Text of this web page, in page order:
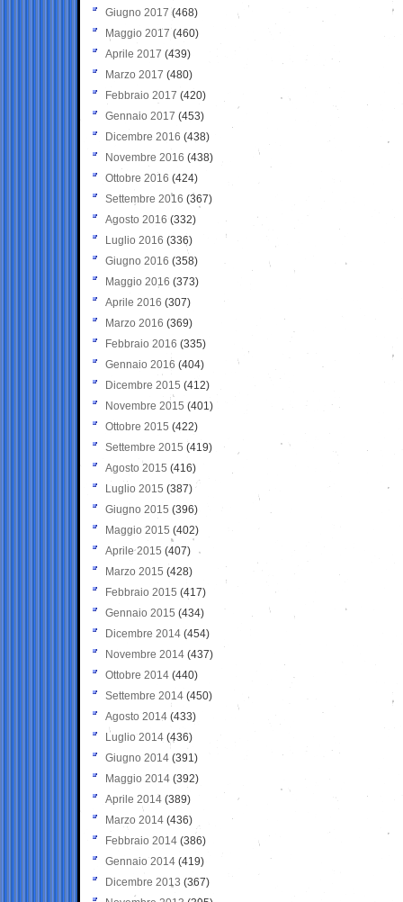
Giugno 2017 (468)
Maggio 2017 (460)
Aprile 2017 (439)
Marzo 2017 (480)
Febbraio 2017 (420)
Gennaio 2017 (453)
Dicembre 2016 (438)
Novembre 2016 (438)
Ottobre 2016 (424)
Settembre 2016 (367)
Agosto 2016 (332)
Luglio 2016 (336)
Giugno 2016 (358)
Maggio 2016 (373)
Aprile 2016 (307)
Marzo 2016 (369)
Febbraio 2016 (335)
Gennaio 2016 (404)
Dicembre 2015 (412)
Novembre 2015 (401)
Ottobre 2015 (422)
Settembre 2015 (419)
Agosto 2015 (416)
Luglio 2015 (387)
Giugno 2015 (396)
Maggio 2015 (402)
Aprile 2015 (407)
Marzo 2015 (428)
Febbraio 2015 (417)
Gennaio 2015 (434)
Dicembre 2014 (454)
Novembre 2014 (437)
Ottobre 2014 (440)
Settembre 2014 (450)
Agosto 2014 (433)
Luglio 2014 (436)
Giugno 2014 (391)
Maggio 2014 (392)
Aprile 2014 (389)
Marzo 2014 (436)
Febbraio 2014 (386)
Gennaio 2014 (419)
Dicembre 2013 (367)